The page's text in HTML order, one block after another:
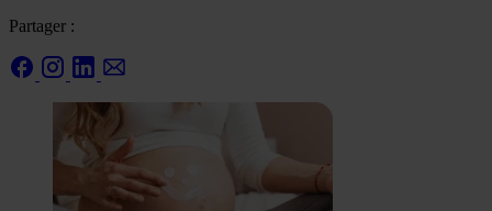
Partager :